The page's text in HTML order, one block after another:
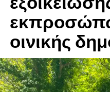
οινικής